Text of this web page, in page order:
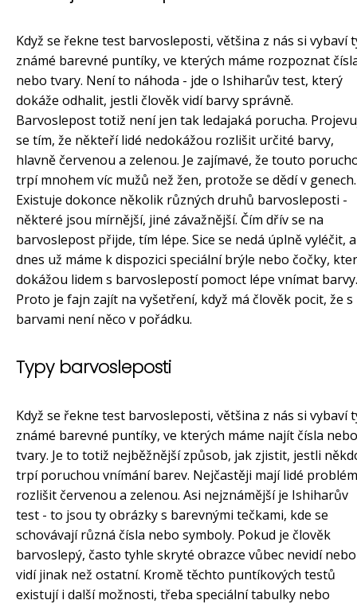
Když se řekne test barvosleposti, většina z nás si vybaví
známé barevné puntíky, ve kterých máme rozpoznat
nebo tvary. Není to náhoda - jde o Ishiharův test, který
dokáže odhalit, jestli člověk vidí barvy správně.
Barvoslepost totiž není jen tak ledajaká porucha.
se tím, že někteří lidé nedokážou rozlišit určité barvy,
hlavně červenou a zelenou. Je zajímavé, že touto
trpí mnohem víc mužů než žen, protože se dědí v genech.
Existuje dokonce několik různých druhů barvosleposti -
některé jsou mírnější, jiné závažnější. Čím dřív se na
barvoslepost přijde, tím lépe. Sice se nedá úplně vyléčit,
dnes už máme k dispozici speciální brýle nebo čočky,
dokážou lidem s barvoslepostí pomoct lépe vnímat barvy.
Proto je fajn zajít na vyšetření, když má člověk pocit, že s
barvami není něco v pořádku.
Typy barvosleposti
Když se řekne test barvosleposti, většina z nás si vybaví
známé barevné puntíky, ve kterých máme najít čísla nebo
tvary. Je to totiž nejběžnější způsob, jak zjistit, jestli
trpí poruchou vnímání barev. Nejčastěji mají lidé problém
rozlišit červenou a zelenou. Asi nejznámější je Ishiharův
test - to jsou ty obrázky s barevnými tečkami, kde se
schovávají různá čísla nebo symboly. Pokud je člověk
barvoslepý, často tyhle skryté obrazce vůbec nevidí
vidí jinak než ostatní. Kromě těchto puntíkových testů
existují i další možnosti, třeba speciální tabulky nebo